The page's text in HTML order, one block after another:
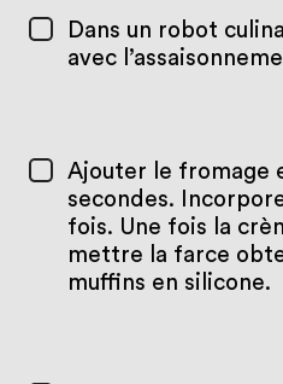
Dans un robot
avec
Ajouter le fromage
secondes.
fois. Une fois la
mettre la farce
muffins en silicone.